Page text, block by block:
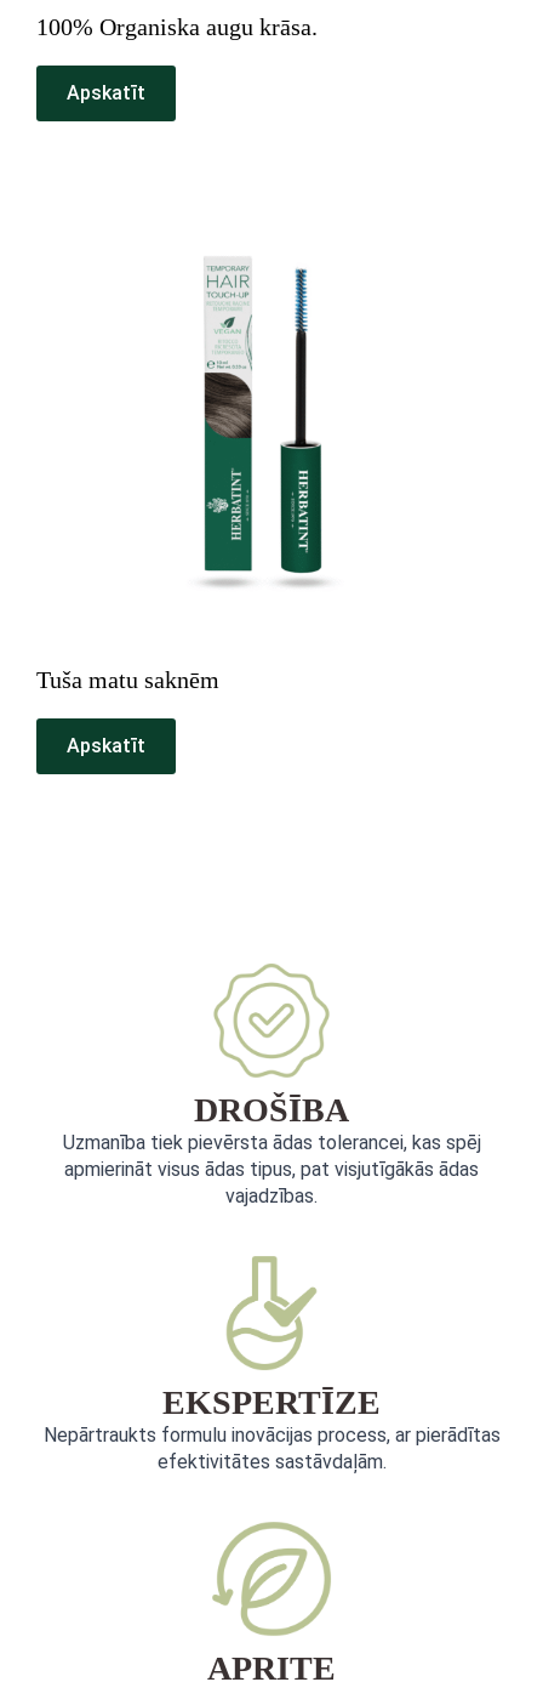
100% Organiska augu krāsa.
Apskatīt
Tuša matu saknēm
Apskatīt
DROŠĪBA
Uzmanība tiek pievērsta ādas tolerancei, kas spēj
apmierināt visus ādas tipus, pat visjutīgākās ādas
vajadzības.
EKSPERTĪZE
Nepārtraukts formulu inovācijas process, ar pierādītas
efektivitātes sastāvdaļām.
APRITE